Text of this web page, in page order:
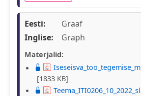
Eesti:
Graaf
Inglise:
Graph
Materjalid:
[1833 KB]